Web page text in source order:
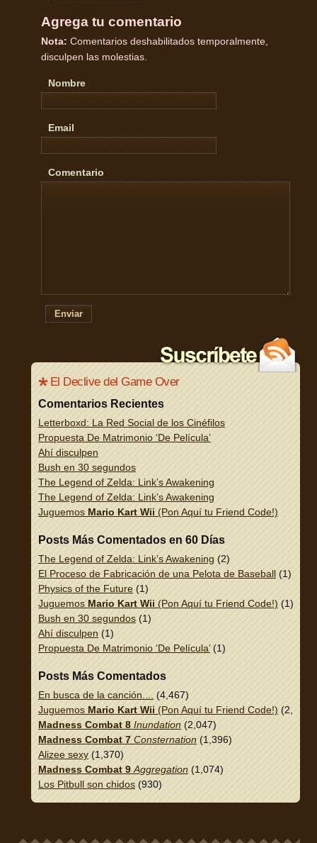
Agrega tu comentario
Nota: Comentarios deshabilitados temporalmente,
disculpen las molestias.
Nombre
Email
Comentario
Enviar
El Declive del Game Over
Comentarios Recientes
Letterboxd: La Red Social de los Cinéfilos
Propuesta De Matrimonio ‘De Película’
Ahí disculpen
Bush en 30 segundos
The Legend of Zelda: Link’s Awakening
The Legend of Zelda: Link’s Awakening
Juguemos Mario Kart Wii (Pon Aquí tu Friend Code!)
Posts Más Comentados en 60 Días
The Legend of Zelda: Link’s Awakening (2)
El Proceso de Fabricación de una Pelota de Baseball (1)
Physics of the Future (1)
Juguemos Mario Kart Wii (Pon Aquí tu Friend Code!) (1)
Bush en 30 segundos (1)
Ahí disculpen (1)
Propuesta De Matrimonio ‘De Película’(1)
Posts Más Comentados
En busca de la canción....
(4,467)
Juguemos Mario Kart Wii (Pon Aquí tu Friend Code!) (2,337)
Madness Combat 8 Inundation (2,047)
Madness Combat 7 Consternation (1,396)
Alizee sexy (1,370)
Madness Combat 9 Aggregation (1,074)
Los Pitbull son chidos (930)